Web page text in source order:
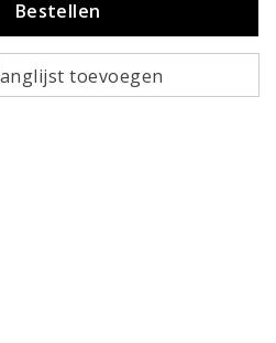
Bestellen
toevoegen